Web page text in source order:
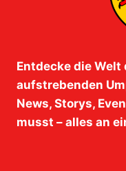
Entdecke die
aufstrebenden
News, Storys,
musst – alles an